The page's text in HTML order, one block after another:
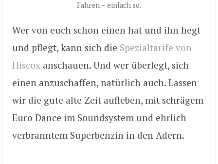
Fahren – einfach so.
Wer von euch schon einen hat und ihn hegt
und pflegt, kann sich die Spezialtarife von
Hiscox anschauen. Und wer überlegt, sich
einen anzuschaffen, natürlich auch. Lassen
wir die gute alte Zeit aufleben, mit schrägem
Euro Dance im Soundsystem und ehrlich
verbranntem Superbenzin in den Adern.